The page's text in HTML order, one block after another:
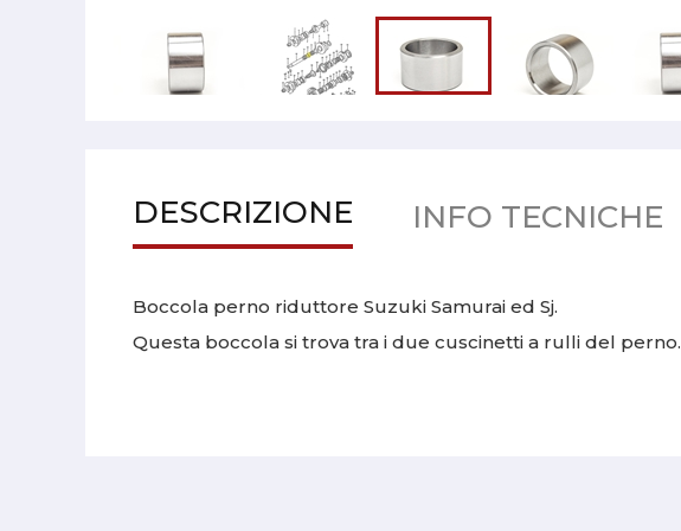
DESCRIZIONE INFO TECNICHE
Boccola perno riduttore Suzuki Samurai ed Sj.
Questa boccola si trova tra i due cuscinetti a rulli del perno.